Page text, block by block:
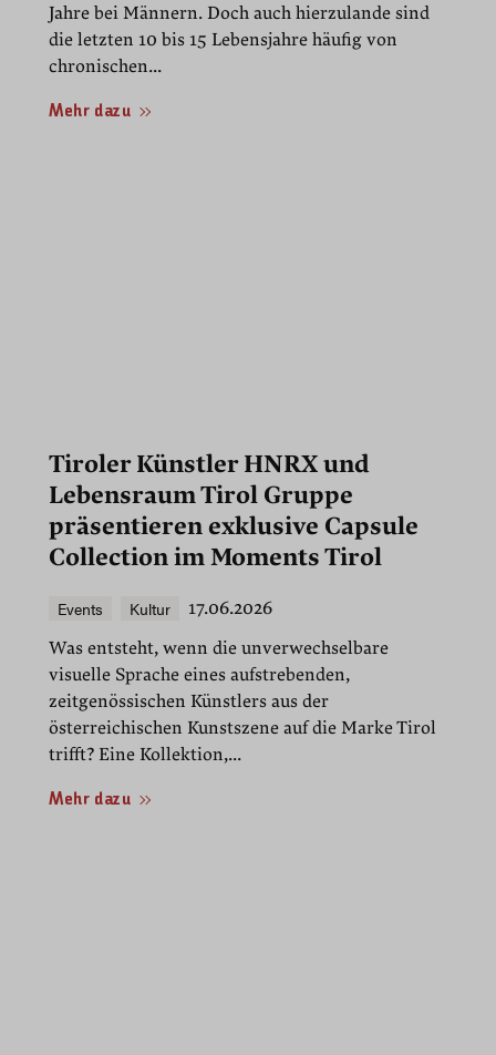
Jahre bei Männern. Doch auch hierzulande sind
die letzten 10 bis 15 Lebensjahre häufig von
chronischen...
Mehr dazu
Tiroler Künstler HNRX und
Lebensraum Tirol Gruppe
präsentieren exklusive Capsule
Collection im Moments Tirol
Events Kultur
17.06.2026
Was entsteht, wenn die unverwechselbare
visuelle Sprache eines aufstrebenden,
zeitgenössischen Künstlers aus der
österreichischen Kunstszene auf die Marke Tirol
trifft? Eine Kollektion,...
Mehr dazu